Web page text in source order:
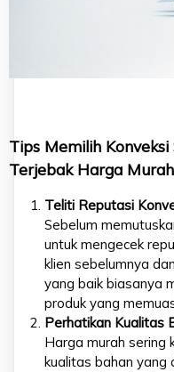
Tips Memilih
Terjebak Harga
Teliti Reputasi
Sebelum
untuk mengecek
klien sebelumnya
yang baik biasanya
produk yang
Perhatikan Kualitas
Harga murah sering
kualitas bahan yang